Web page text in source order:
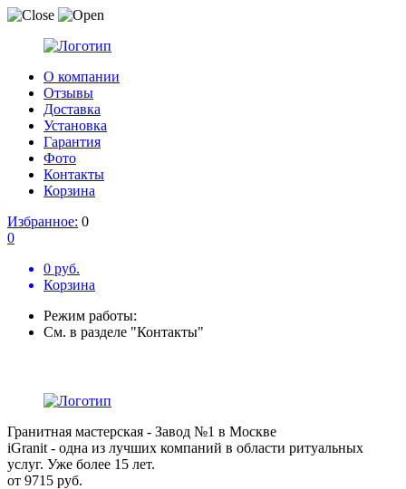
О компании
Отзывы
Доставка
Установка
Гарантия
Фото
Контакты
Корзина
Избранное: 0
0
0 руб.
Корзина
Режим работы:
См. в разделе "Контакты"
Гранитная мастерская - Завод №1 в Москве
iGranit - одна из лучших компаний в области ритуальных
услуг. Уже более 15 лет.
от 9715 руб.